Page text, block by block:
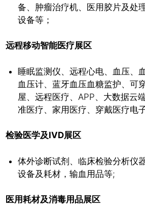
备、肿瘤治疗机、医用胶片及处
设备等；
远程移动智能医疗展区
睡眠监测仪、远程心电、血压、
血压计、蓝牙血压血糖监护、可
屋、远程医疗、APP、大数据云
准医疗、家用医疗、穿戴医疗电
检验医学及IVD展区
体外诊断试剂、临床检验分析仪
设备及耗材，输血用品等;
医用耗材及消毒用品展区